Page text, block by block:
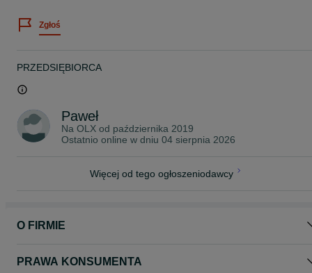
Zgłoś
PRZEDSIĘBIORCA
Paweł
Na OLX od października 2019
Ostatnio online w dniu 04 sierpnia 2026
Więcej od tego ogłoszeniodawcy
O FIRMIE
PRAWA KONSUMENTA